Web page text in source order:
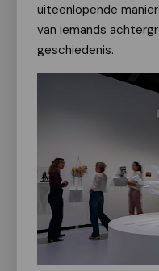
uiteenlopende
van iemands
geschiedenis.